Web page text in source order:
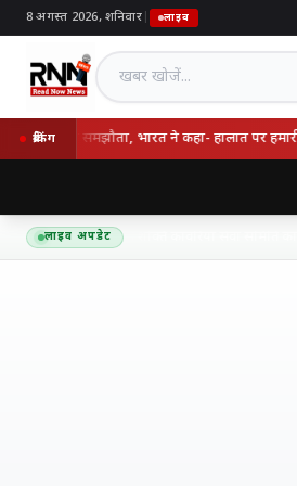
8 अगस्त 2026, शनिवार| लाइव
ब्रेकिंग
का रक्षा समझौता, भारत ने कहा- हालात पर हमारी
लाइव अपडेट
धाम के लिए शिव शक्ति कांवरिया सेवा समिति का